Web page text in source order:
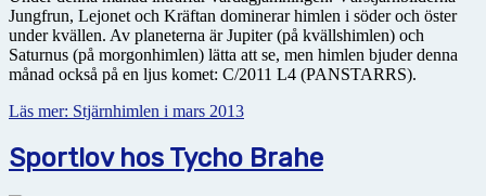
Jungfrun, Lejonet och Kräftan dominerar himlen i söder och öster
under kvällen. Av planeterna är Jupiter (på kvällshimlen) och
Saturnus (på morgonhimlen) lätta att se, men himlen bjuder denna
månad också på en ljus komet: C/2011 L4 (PANSTARRS).
Läs mer: Stjärnhimlen i mars 2013
Sportlov hos Tycho Brahe